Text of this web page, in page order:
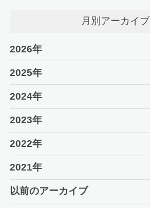
月別アーカイブ
2026年
2025年
2024年
2023年
2022年
2021年
以前のアーカイブ